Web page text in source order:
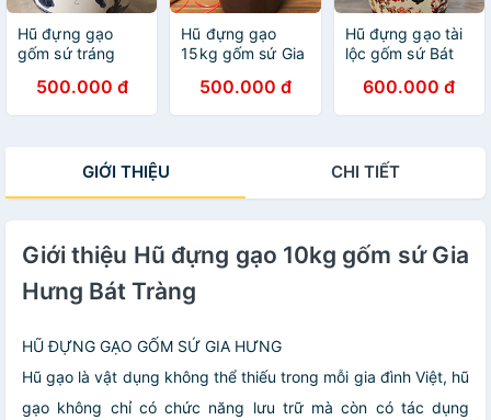
Hũ đựng gạo
gốm sứ tráng
cá chép
500.000 đ
Hũ đựng gạo
15kg gốm sứ Gia
500.000 đ
Hũ đựng gạo tài
lộc gốm sứ Bát
600.000 đ
GIỚI THIỆU CHI TIẾT
Giới thiệu Hũ đựng gạo 10kg gốm sứ Gia
Hưng Bát Tràng
HŨ ĐỰNG GẠO GỐM SỨ GIA HƯNG
Hũ gạo là vật dụng không thể thiếu trong mỗi gia đình Việt, hũ
gạo không chỉ có chức năng lưu trữ mà còn có tác dụng